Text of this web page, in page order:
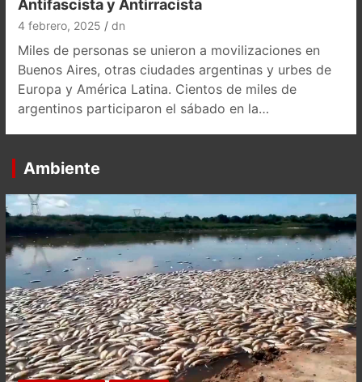
Antifascista y Antirracista
4 febrero, 2025 dn
Miles de personas se unieron a movilizaciones en
Buenos Aires, otras ciudades argentinas y urbes de
Europa y América Latina. Cientos de miles de
argentinos participaron el sábado en la…
Ambiente